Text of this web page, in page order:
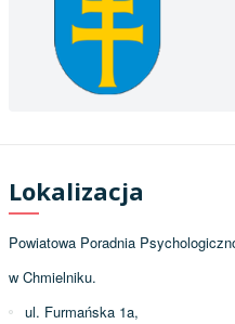
Lokalizacja
Powiatowa Poradnia
w Chmielniku.
ul. Furmańska 1a,